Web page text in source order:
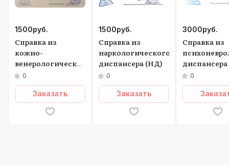
1500руб.
Справка из
кожно-
венерологического
диспансера (КВД)
0
Заказать
1500руб.
Справка из
наркологического
диспансера (НД)
0
Заказать
3000руб.
Справка из
и 0